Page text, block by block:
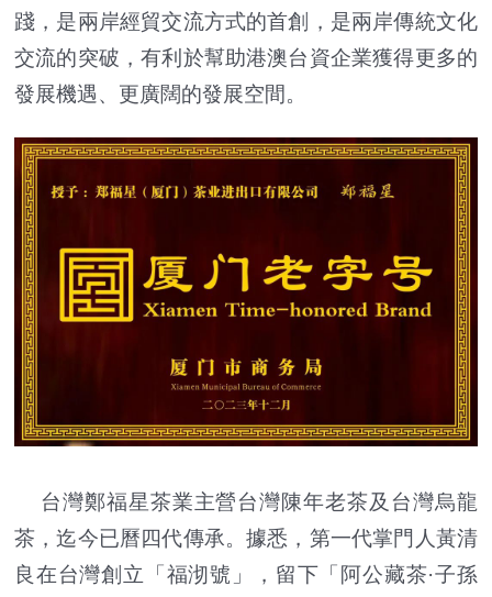
踐，是兩岸經貿交流方式的首創，是兩岸傳統文化
交流的突破，有利於幫助港澳台資企業獲得更多的
發展機遇、更廣闊的發展空間。
台灣鄭福星茶業主營台灣陳年老茶及 台灣烏龍
茶，迄今已曆四代傳承。據悉，第一代掌門人黃清
良在台灣創立「福沏號」，留下「阿公藏茶·子孫